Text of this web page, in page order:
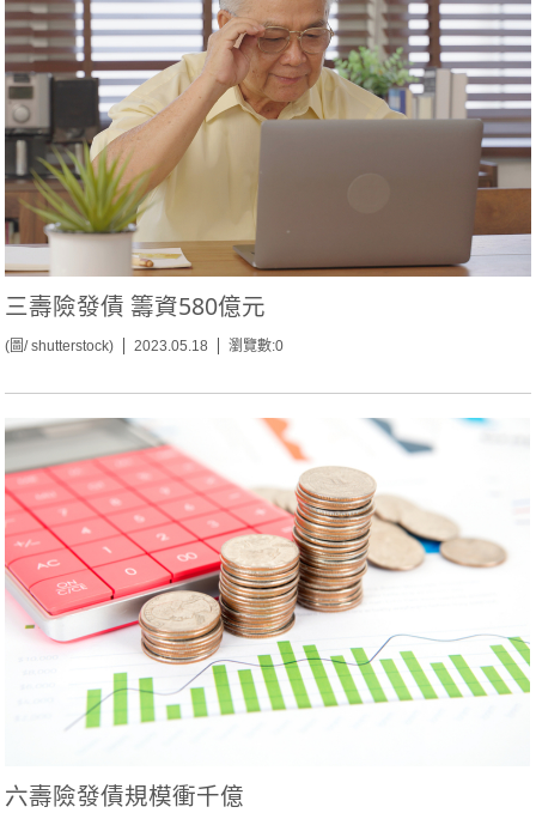
三壽險發債 籌資580億元
(圖/ shutterstock) 2023.05.18 瀏覽數:0
六壽險發債規模衝千億